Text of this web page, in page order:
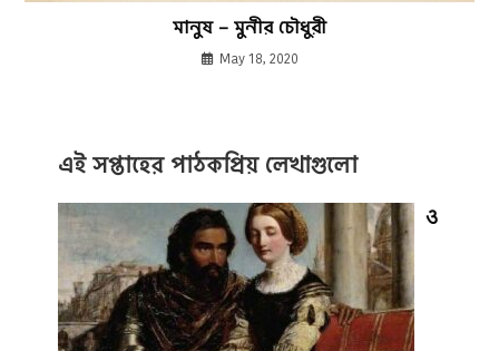
মানুষ – মুনীর চৌধুরী
May 18, 2020
এই সপ্তাহের পাঠকপ্রিয় লেখাগুলো
ও